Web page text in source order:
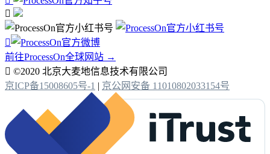


前往ProcessOn全球网站 →
 ©2020 北京大麦地信息技术有限公司
京ICP备15008605号-1 | 京公网安备 11010802033154号